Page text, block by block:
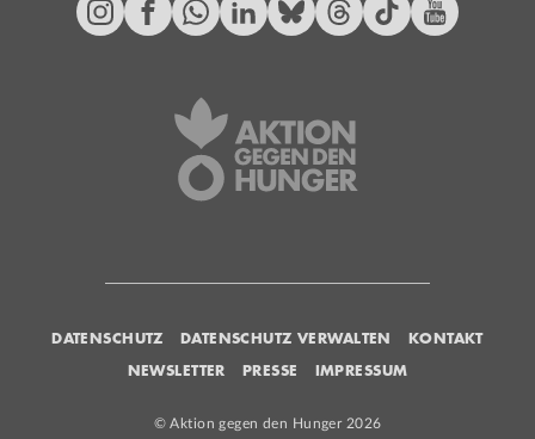
DATENSCHUTZ DATENSCHUTZ VERWALTEN
KONTAKT
NEWSLETTER
PRESSE IMPRESSUM
© Aktion gegen den Hunger 2026